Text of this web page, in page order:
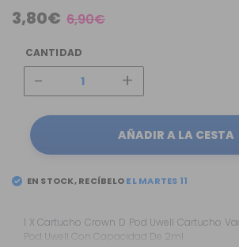
3,80€ 6,90€
CANTIDAD
- +
AÑADIR A LA CESTA
EN STOCK, RECÍBELO
1 X Cartucho Crown D Pod Uwell Cartucho Vacío Para El Crown D
Pod Uwell Con Capacidad De 2ml.